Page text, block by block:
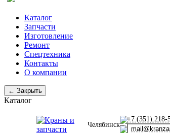
Каталог
Запчасти
Изготовление
Ремонт
Спецтехника
Контакты
О компании
← Закрыть
Каталог
Челябинск
+7 (351) 218-